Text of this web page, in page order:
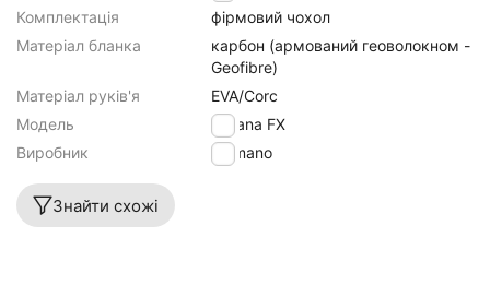
Комплектація
фірмовий чохол
Матеріал бланка
карбон (армований геоволокном -
Geofibre)
Матеріал руків'я
EVA/Corc
Модель
Catana FX
Виробник
Shimano
Знайти схожі